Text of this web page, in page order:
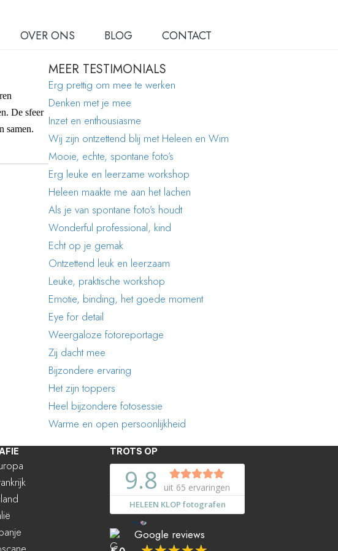
OVER ONS BLOG CONTACT
De sfeer
samen.
MEER TESTIMONIALS
Erg prettig om mee te werken
Denken met je mee
Inzet en enthousiasme
Wij zijn ontzettend blij met Heleen en Wim
Mooie, echte, spontane foto’s
Erg leuke en leerzame workshop
Heleen maakte me aan het lachen
Als je van spontane foto’s houdt
Wonderful professional, kind
Echt op je gemak
Ontzettend leuk en leerzaam
Leuke, praktische workshop
Emotie, binding, het goede moment
Eye for detail
Weergaloze fotoreportage
Zij dacht mee
Bijzondere ervaring
Het zijn toppers
Heel bijzondere fotosessie
Warme en open persoonlijkheid
TROTS OP
Google reviews